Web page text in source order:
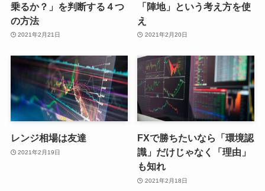
乗るか？」を判断する４つ
の方法
2021年2月21日
「陣地」という考え方を使
え
2021年2月20日
レンジ相場は友達
2021年2月19日
FXで勝ちたいなら「環境認
識」だけじゃなく「理由」
も知れ
2021年2月18日